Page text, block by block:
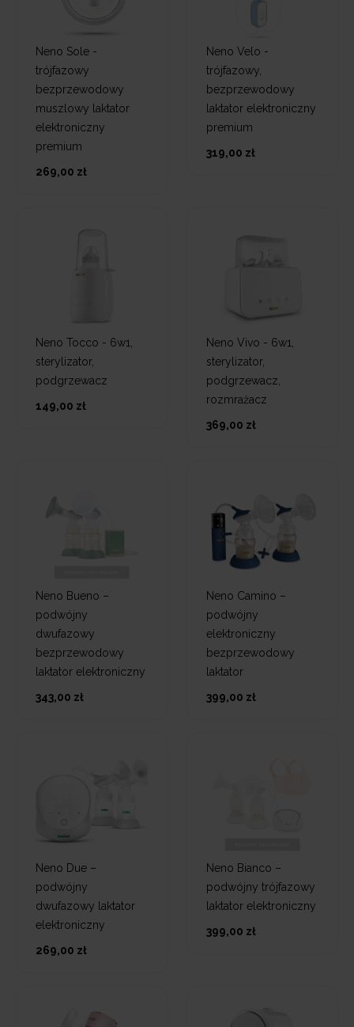
Neno Sole -
trójfazowy
bezprzewodowy
muszlowy laktator
elektroniczny
premium
269,00 zł
Neno Velo -
trójfazowy,
bezprzewodowy
laktator elektroniczny
premium
319,00 zł
Neno Tocco - 6w1,
sterylizator,
podgrzewacz
149,00 zł
Neno Vivo - 6w1,
sterylizator,
podgrzewacz,
rozmrażacz
369,00 zł
Neno Bueno –
podwójny
dwufazowy
bezprzewodowy
laktator elektroniczny
343,00 zł
Neno Camino –
podwójny
elektroniczny
bezprzewodowy
laktator
399,00 zł
Neno Due –
podwójny
dwufazowy laktator
elektroniczny
269,00 zł
Neno Bianco –
podwójny trójfazowy
laktator elektroniczny
399,00 zł